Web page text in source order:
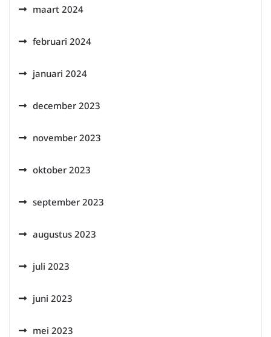
maart 2024
februari 2024
januari 2024
december 2023
november 2023
oktober 2023
september 2023
augustus 2023
juli 2023
juni 2023
mei 2023